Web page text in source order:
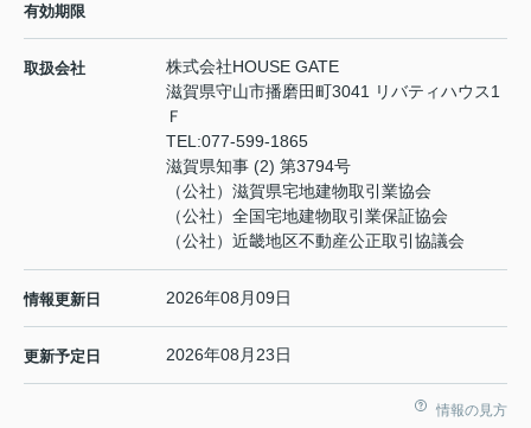
有効期限
取扱会社
株式会社HOUSE GATE
滋賀県守山市播磨田町3041 リバティハウス1
Ｆ
TEL:077-599-1865
滋賀県知事 (2) 第3794号
（公社）滋賀県宅地建物取引業協会
（公社）全国宅地建物取引業保証協会
（公社）近畿地区不動産公正取引協議会
情報更新日 2026年08月09日
更新予定日 2026年08月23日
情報の見方